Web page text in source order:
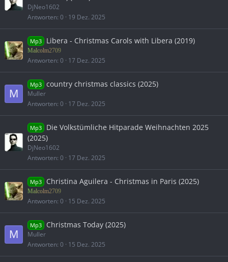
DjNeo1602
Antworten 0 19 Dez. 2025
Mp3 Libera - Christmas Carols with Libera (2019)
Malcolm2709
Antworten 0 17 Dez. 2025
M
Mp3 country christmas classics (2025)
Muller
Antworten 0 17 Dez. 2025
Mp3
Die Volkstümliche Hitparade Weihnachten 2025
(2025)
DjNeo1602
Antworten 0 17 Dez. 2025
Mp3 Christina Aguilera - Christmas in Paris (2025)
Malcolm2709
Antworten 0 15 Dez. 2025
M
Mp3 Christmas Today (2025)
Muller
Antworten 0 15 Dez. 2025